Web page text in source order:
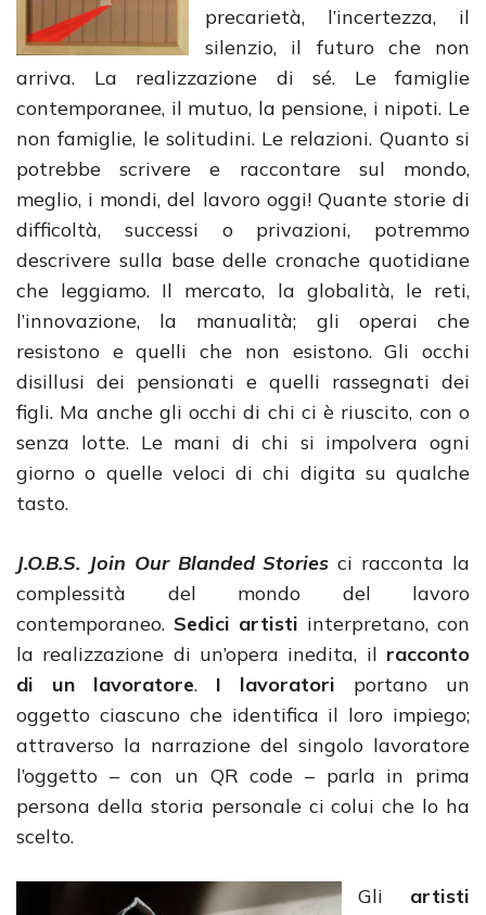
precarietà, l’incertezza, il
silenzio, il futuro che non
arriva. La realizzazione di sé. Le famiglie
contemporanee, il mutuo, la pensione, i nipoti. Le
non famiglie, le solitudini. Le relazioni. Quanto si
potrebbe scrivere e raccontare sul mondo,
meglio, i mondi, del lavoro oggi! Quante storie di
difficoltà, successi o privazioni, potremmo
descrivere sulla base delle cronache quotidiane
che leggiamo. Il mercato, la globalità, le reti,
l’innovazione, la manualità; gli operai che
resistono e quelli che non esistono. Gli occhi
disillusi dei pensionati e quelli rassegnati dei
figli. Ma anche gli occhi di chi ci è riuscito, con o
senza lotte. Le mani di chi si impolvera ogni
giorno o quelle veloci di chi digita su qualche
tasto.
J.O.B.S. Join Our Blanded Stories ci racconta la
complessità del mondo del lavoro
contemporaneo. Sedici artisti interpretano, con
la realizzazione di un’opera inedita, il racconto
di un lavoratore. I lavoratori portano un
oggetto ciascuno che identifica il loro impiego;
attraverso la narrazione del singolo lavoratore
l’oggetto – con un QR code – parla in prima
persona della storia personale ci colui che lo ha
scelto.
Gli artisti